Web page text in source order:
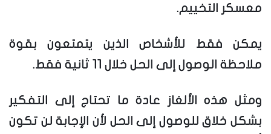
معسكر التخييم.
يمكن فقط للأشخاص الذين يتمتعون بقوة
ملاحظة الوصول إلى الحل خلال 11 ثانية فقط.
ومثل هذه الألغاز عادة ما تحتاج إلى التفكير
بشكل خلاق للوصول إلى الحل لأن الإجابة لن تكون